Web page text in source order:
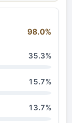
98.0%
35.3%
15.7%
13.7%